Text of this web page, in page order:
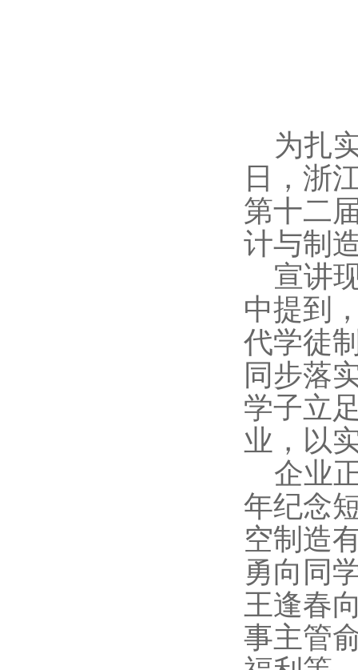
为扎
日，浙
第十二
计与制
宣讲
中提到
代学徒
同步落
学子立
业，以
企业
年纪念
空制造
勇向同
王逢春
事主管